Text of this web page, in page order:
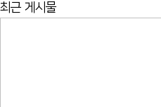
최근 게시물